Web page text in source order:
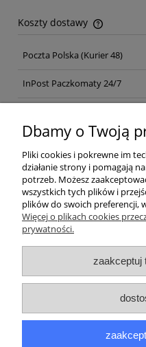
Koszty dostawy
Cena nie zawiera
Poczta Polska (Kurier 48)
InPost Paczkomaty 24/7
Dbamy o Twoją
Pliki cookies i pokrewne im
działanie strony i pomagają
potrzeb. Możesz
wszystkich tych plików i
plików do swoich preferencji,
Więcej o plikach cookies
prywatności.
zaakceptuj